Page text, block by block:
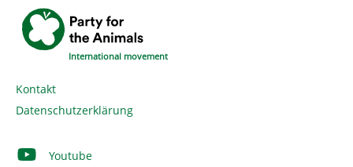
International movement
Kontakt
Datenschutzerklärung
Youtube